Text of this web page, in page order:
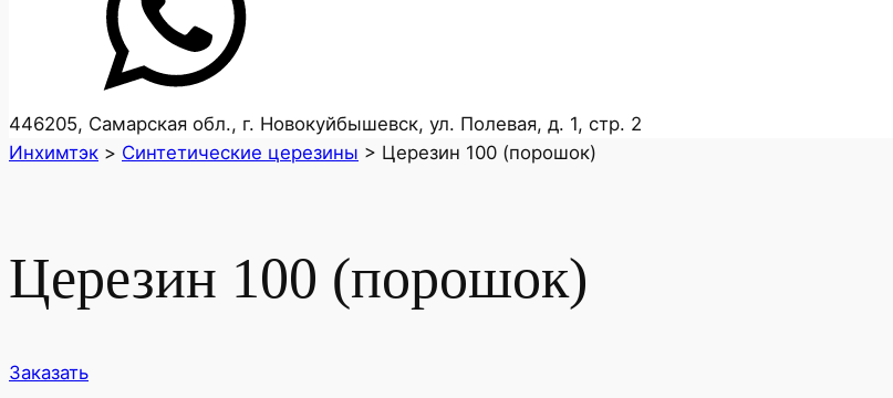
446205, Самарская обл., г. Новокуйбышевск, ул. Полевая, д. 1, стр. 2
Инхимтэк > Cинтетические церезины > Церезин 100 (порошок)
Церезин 100 (порошок)
Заказать